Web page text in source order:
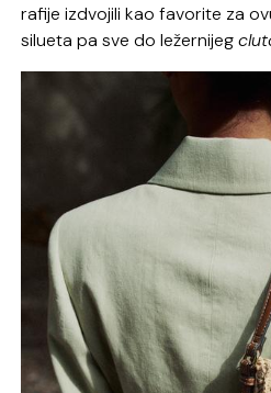
rafije izdvojili kao favorite za
silueta pa sve do ležernijeg